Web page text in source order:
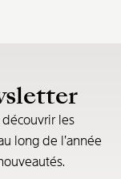
les
long de l’année